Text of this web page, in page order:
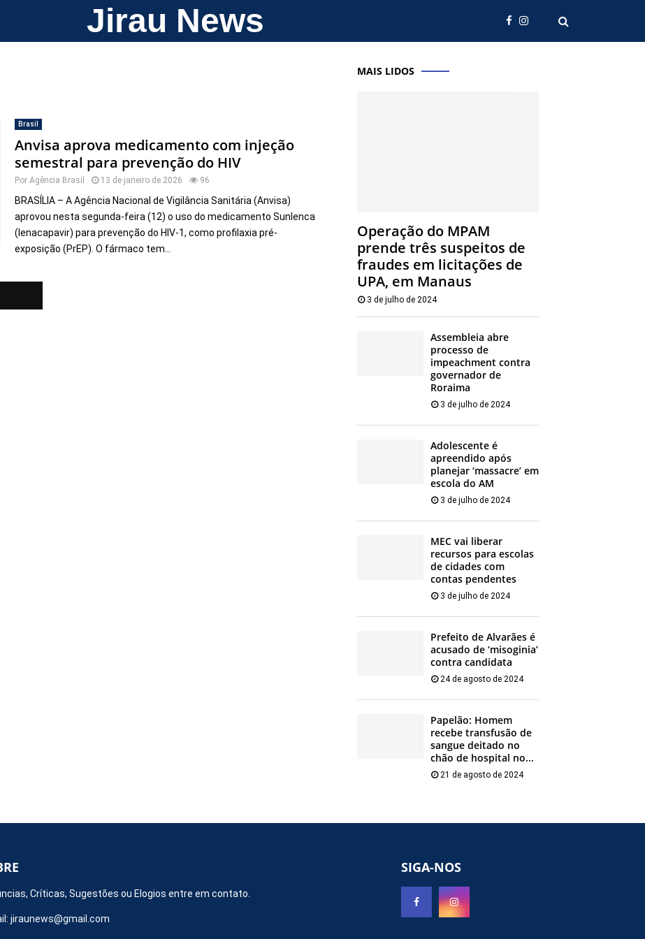
Jirau News
Brasil
Anvisa aprova medicamento com injeção
semestral para prevenção do HIV
Por Agência Brasil 13 de janeiro de 2026 96
BRASÍLIA – A Agência Nacional de Vigilância Sanitária (Anvisa)
aprovou nesta segunda-feira (12) o uso do medicamento Sunlenca
(lenacapavir) para prevenção do HIV-1, como profilaxia pré-
exposição (PrEP). O fármaco tem...
MAIS LIDOS
Operação do MPAM
prende três suspeitos de
fraudes em licitações de
UPA, em Manaus
3 de julho de 2024
Assembleia abre
processo de
impeachment contra
governador de
Roraima
3 de julho de 2024
Adolescente é
apreendido após
planejar ‘massacre’ em
escola do AM
3 de julho de 2024
MEC vai liberar
recursos para escolas
de cidades com
contas pendentes
3 de julho de 2024
Prefeito de Alvarães é
acusado de ‘misoginia’
contra candidata
24 de agosto de 2024
Papelão: Homem
recebe transfusão de
sangue deitado no
chão de hospital no...
21 de agosto de 2024
Críticas, Sugestões ou Elogios entre em contato.
jiraunews@gmail.com
SIGA-NOS